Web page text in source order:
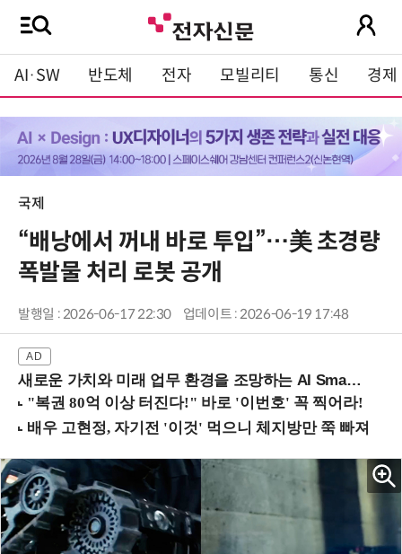
AI·SW 반도체 전자 모빌리티 통신 경제
국제
“배낭에서 꺼내 바로 투입”…美 초경량
폭발물 처리 로봇 공개
발행일 : 2026-06-17 22:30 업데이트 : 2026-06-19 17:48
새로운 가치와 미래 업무 환경을 조망하는 AI Smart Work Summit 2026 (9/11 코엑스)